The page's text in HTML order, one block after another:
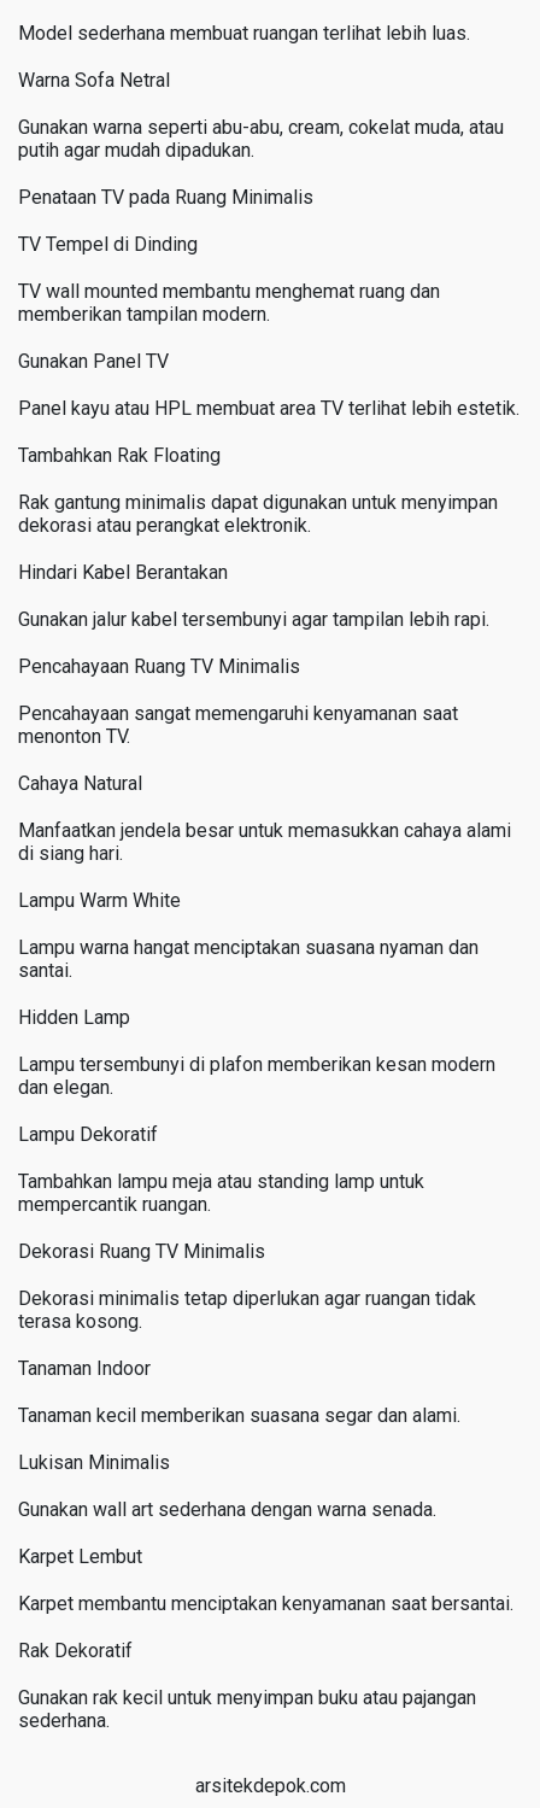
Model sederhana membuat ruangan terlihat lebih luas.
Warna Sofa Netral
Gunakan warna seperti abu-abu, cream, cokelat muda, atau
putih agar mudah dipadukan.
Penataan TV pada Ruang Minimalis
TV Tempel di Dinding
TV wall mounted membantu menghemat ruang dan
memberikan tampilan modern.
Gunakan Panel TV
Panel kayu atau HPL membuat area TV terlihat lebih estetik.
Tambahkan Rak Floating
Rak gantung minimalis dapat digunakan untuk menyimpan
dekorasi atau perangkat elektronik.
Hindari Kabel Berantakan
Gunakan jalur kabel tersembunyi agar tampilan lebih rapi.
Pencahayaan Ruang TV Minimalis
Pencahayaan sangat memengaruhi kenyamanan saat
menonton TV.
Cahaya Natural
Manfaatkan jendela besar untuk memasukkan cahaya alami
di siang hari.
Lampu Warm White
Lampu warna hangat menciptakan suasana nyaman dan
santai.
Hidden Lamp
Lampu tersembunyi di plafon memberikan kesan modern
dan elegan.
Lampu Dekoratif
Tambahkan lampu meja atau standing lamp untuk
mempercantik ruangan.
Dekorasi Ruang TV Minimalis
Dekorasi minimalis tetap diperlukan agar ruangan tidak
terasa kosong.
Tanaman Indoor
Tanaman kecil memberikan suasana segar dan alami.
Lukisan Minimalis
Gunakan wall art sederhana dengan warna senada.
Karpet Lembut
Karpet membantu menciptakan kenyamanan saat bersantai.
Rak Dekoratif
Gunakan rak kecil untuk menyimpan buku atau pajangan
sederhana.
arsitekdepok.com